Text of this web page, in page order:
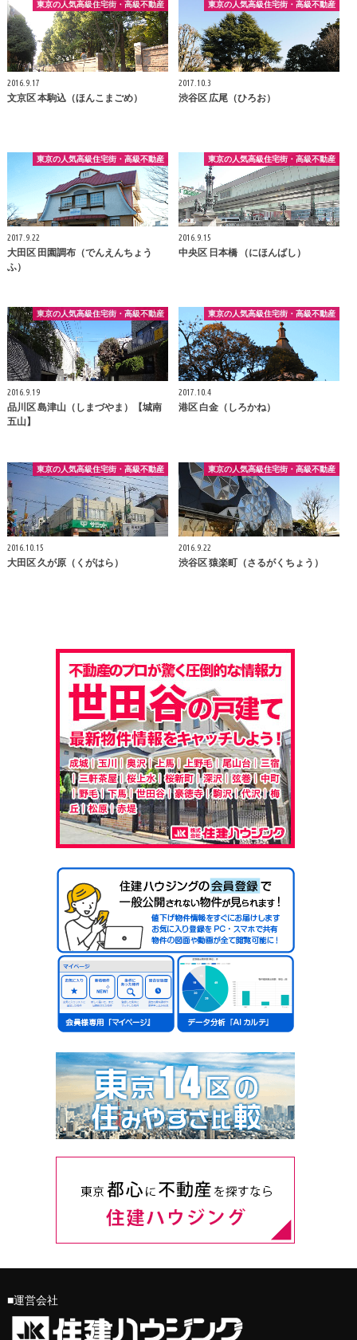
東京の人気高級住宅街・高級不動産
2016.9.17
文京区 本駒込（ほんこまごめ）
東京の人気高級住宅街・高級不動産
2017.10.3
渋谷区 広尾（ひろお）
東京の人気高級住宅街・高級不動産
2017.9.22
大田区 田園調布（でんえんちょう
ふ）
東京の人気高級住宅街・高級不動産
2016.9.15
中央区 日本橋 （にほんばし）
東京の人気高級住宅街・高級不動産
2016.9.19
品川区 島津山（しまづやま）【城南
五山】
東京の人気高級住宅街・高級不動産
2017.10.4
港区 白金（しろかね）
東京の人気高級住宅街・高級不動産
2016.10.15
大田区 久が原（くがはら）
東京の人気高級住宅街・高級不動産
2016.9.22
渋谷区 猿楽町（さるがくちょう）
■運営会社